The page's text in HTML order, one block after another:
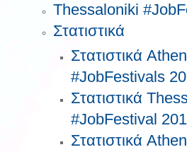
Thessaloniki
Στατιστικά
Στατιστικά
#JobFestivals
Στατιστικά
#JobFestival
Στατιστικά